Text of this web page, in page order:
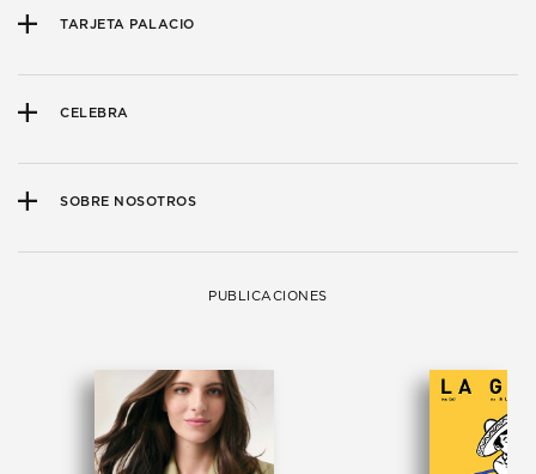
TARJETA PALACIO
CELEBRA
SOBRE NOSOTROS
PUBLICACIONES